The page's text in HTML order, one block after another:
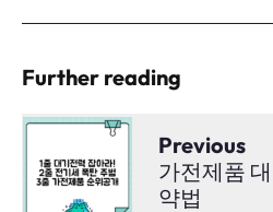
Further reading
Previous
가전제품
약법